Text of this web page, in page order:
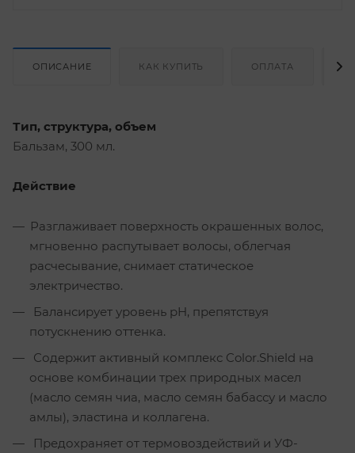
ОПИСАНИЕ КАК КУПИТЬ ОПЛАТА
Тип, структура, объем
Бальзам, 300 мл.
Действие
Разглаживает поверхность окрашенных волос,
мгновенно распутывает волосы, облегчая
расчесывание, снимает статическое
электричество.
Балансирует уровень pH, препятствуя
потускнению оттенка.
Содержит активный комплекс Color.Shield на
основе комбинации трех природных масел
(масло семян чиа, масло семян бабассу и масло
амлы), эластина и коллагена.
Предохраняет от термовоздействий и УФ-